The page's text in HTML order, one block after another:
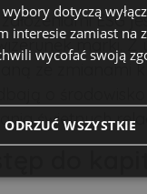
ESG
marki. Z
ze zmianami
świetnych
dotyczą
interesie zamiast na
wycofać swoją
ODRZUĆ WSZYSTKIE
Targetowanie